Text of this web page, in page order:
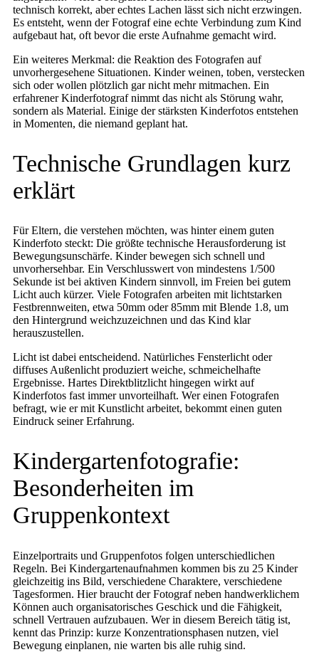
technisch korrekt, aber echtes Lachen lässt sich nicht erzwingen.
Es entsteht, wenn der Fotograf eine echte Verbindung zum Kind
aufgebaut hat, oft bevor die erste Aufnahme gemacht wird.
Ein weiteres Merkmal: die Reaktion des Fotografen auf
unvorhergesehene Situationen. Kinder weinen, toben, verstecken
sich oder wollen plötzlich gar nicht mehr mitmachen. Ein
erfahrener Kinderfotograf nimmt das nicht als Störung wahr,
sondern als Material. Einige der stärksten Kinderfotos entstehen
in Momenten, die niemand geplant hat.
Technische Grundlagen kurz
erklärt
Für Eltern, die verstehen möchten, was hinter einem guten
Kinderfoto steckt: Die größte technische Herausforderung ist
Bewegungsunschärfe. Kinder bewegen sich schnell und
unvorhersehbar. Ein Verschlusswert von mindestens 1/500
Sekunde ist bei aktiven Kindern sinnvoll, im Freien bei gutem
Licht auch kürzer. Viele Fotografen arbeiten mit lichtstarken
Festbrennweiten, etwa 50mm oder 85mm mit Blende 1.8, um
den Hintergrund weichzuzeichnen und das Kind klar
herauszustellen.
Licht ist dabei entscheidend. Natürliches Fensterlicht oder
diffuses Außenlicht produziert weiche, schmeichelhafte
Ergebnisse. Hartes Direktblitzlicht hingegen wirkt auf
Kinderfotos fast immer unvorteilhaft. Wer einen Fotografen
befragt, wie er mit Kunstlicht arbeitet, bekommt einen guten
Eindruck seiner Erfahrung.
Kindergartenfotografie:
Besonderheiten im
Gruppenkontext
Einzelportraits und Gruppenfotos folgen unterschiedlichen
Regeln. Bei Kindergartenaufnahmen kommen bis zu 25 Kinder
gleichzeitig ins Bild, verschiedene Charaktere, verschiedene
Tagesformen. Hier braucht der Fotograf neben handwerklichem
Können auch organisatorisches Geschick und die Fähigkeit,
schnell Vertrauen aufzubauen. Wer in diesem Bereich tätig ist,
kennt das Prinzip: kurze Konzentrationsphasen nutzen, viel
Bewegung einplanen, nie warten bis alle ruhig sind.